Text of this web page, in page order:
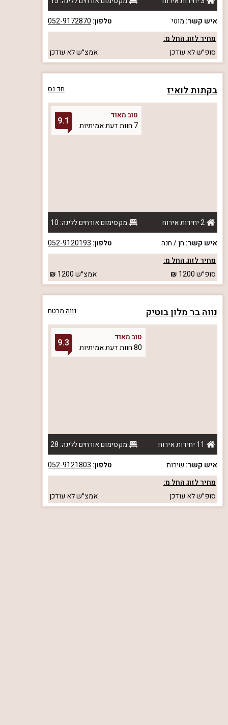
איש קשר: מוטי טלפון: 052-9172870
מחיר לזוג החל מ:
סופ״שלא עודכן אמצ״שלא עודכן
בקתות לואיז חד נס
טוב מאוד
7 חוות דעת אמיתיות
9.1
2 יחידות אירוח
מקסימום אורחים ללינה: 10
איש קשר: חן / חנה טלפון: 052-9120193
מחיר לזוג החל מ:
סופ״ש1200 אמצ״ש1200
נווה בר מלון בוטיק נווה מבטח
טוב מאוד
80 חוות דעת אמיתיות
9.3
11 יחידות אירוח
מקסימום אורחים ללינה: 28
איש קשר: שירות טלפון: 052-9121803
מחיר לזוג החל מ:
סופ״שלא עודכן אמצ״שלא עודכן